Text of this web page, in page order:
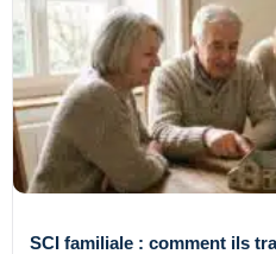
SCI familiale : comment ils